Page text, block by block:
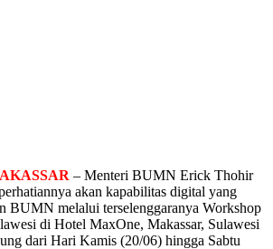
– Menteri BUMN Erick Thohir
akan kapabilitas digital yang
BUMN melalui terselenggaranya Workshop
di Hotel MaxOne, Makassar, Sulawesi
dari Hari Kamis (20/06) hingga Sabtu